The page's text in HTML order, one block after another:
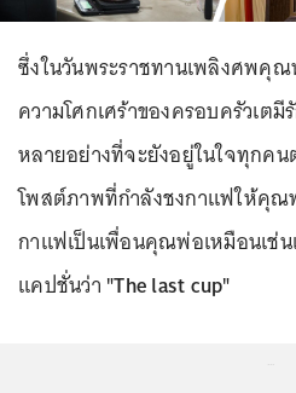
ซึ่งในวันพระราชทานเพลิงศพคุ
ความโศกเศร้าของครอบครัวเต
หลายอย่างที่จะยังอยู่ในใจทุกค
โพสต์ภาพที่กำลังชงกาแฟให้คุ
กาแฟเป็นเพื่อนคุณพ่อเหมือนเช่
แคปชั่นว่า "The last cup"